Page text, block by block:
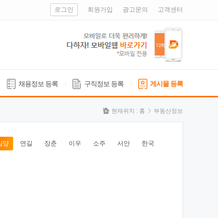
로그인 회원가입 광고문의 고객센터
채용정보 등록 구직정보 등록 게시물 등록
현재위치 : 홈 부동산정보
양 연길 장춘 이우 소주 서안 한국